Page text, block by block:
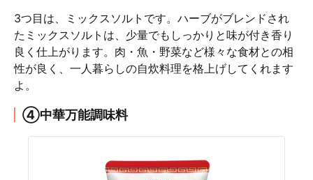
3つ目は、ミックスソルトです。ハーブがブレンドされ
たミックスソルトは、少量でもしっかりと味が付き香り
良く仕上がります。肉・魚・野菜など様々な食材との相
性が良く、一人暮らしの自炊料理を格上げしてくれます
よ。
④中華万能調味料